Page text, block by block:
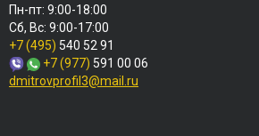
Пн-пт: 9:00-18:00
Сб, Вс: 9:00-17:00
+7 (495) 540 52 91
+7 (977) 591 00 06
dmitrovprofil3@mail.ru